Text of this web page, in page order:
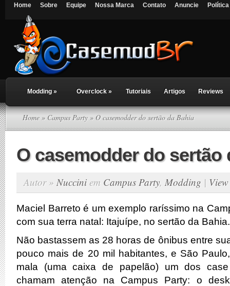
Home Sobre Equipe Nossa Marca Contato Anuncie
Modding » Overclock » Tutoriais Artigos Reviews
Home » Campus Party» O casemodder do sertão da Bahia
O casemodder do sertão
Autor » Nuccini em Campus Party, Modding |
Maciel Barreto é um exemplo raríssimo na
com sua terra natal: Itajuípe, no sertão da Bahia.
Não bastassem as 28 horas de ônibus entre
pouco mais de 20 mil habitantes, e São
mala (uma caixa de papelão) um dos
chamam atenção na Campus Party: o